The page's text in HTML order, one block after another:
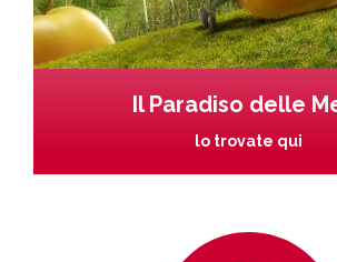
Il Paradiso delle
lo trovate qui